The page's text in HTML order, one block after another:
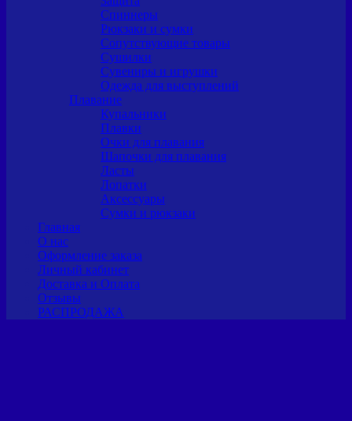
Спиннеры
Рюкзаки и сумки
Сопутствующие товары
Сушилки
Сувениры и игрушки
Одежда для выступлений
Плавание
Купальники
Плавки
Очки для плавания
Шапочки для плавания
Ласты
Лопатки
Аксессуары
Сумки и рюкзаки
Главная
О нас
Оформление заказа
Личный кабинет
Доставка и Оплата
Отзывы
РАСПРОДАЖА